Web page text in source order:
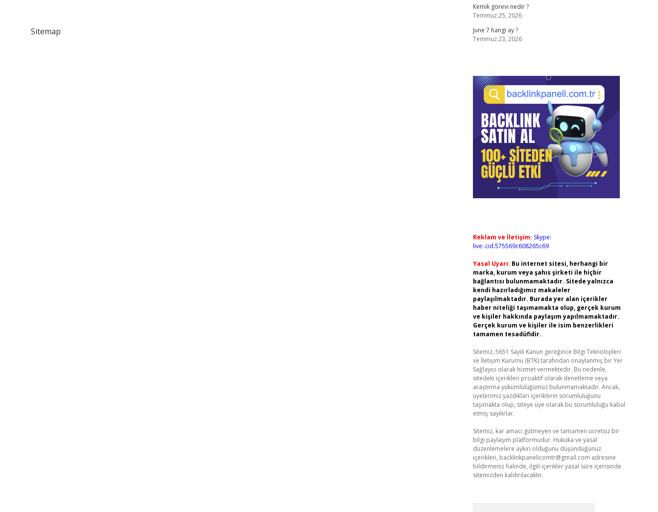
Sitemap
Kemik görevi nedir ?
Temmuz 25, 2026
June 7 hangi ay ?
Temmuz 23, 2026
Reklam ve İletişim: Skype:
live:.cid.575569c608265c69
Yasal Uyarı: Bu internet sitesi, herhangi bir
marka, kurum veya şahıs şirketi ile hiçbir
bağlantısı bulunmamaktadır. Sitede yalnızca
kendi hazırladığımız makaleler
paylaşılmaktadır. Burada yer alan içerikler
haber niteliği taşımamakta olup, gerçek kurum
ve kişiler hakkında paylaşım yapılmamaktadır.
Gerçek kurum ve kişiler ile isim benzerlikleri
tamamen tesadüfidir.
Sitemiz, 5651 Sayılı Kanun gereğince Bilgi Teknolojileri
ve İletişim Kurumu (BTK) tarafından onaylanmış bir Yer
Sağlayıcı olarak hizmet vermektedir. Bu nedenle,
sitedeki içerikleri proaktif olarak denetleme veya
araştırma yükümlülüğümüz bulunmamaktadır. Ancak,
üyelerimiz yazdıkları içeriklerin sorumluluğunu
taşımakta olup, siteye üye olarak bu sorumluluğu kabul
etmiş sayılırlar.
Sitemiz, kar amacı gütmeyen ve tamamen ücretsiz bir
bilgi paylaşım platformudur. Hukuka ve yasal
düzenlemelere aykırı olduğunu düşündüğünüz
içerikleri, backlinkpanelicomtr@gmail.com adresine
bildirmeniz halinde, ilgili içerikler yasal süre içerisinde
sitemizden kaldırılacaktır.